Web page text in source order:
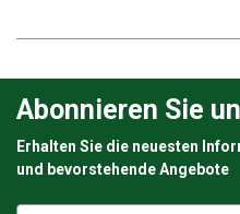
Abonnieren Sie
Erhalten Sie die neuesten
und bevorstehende Angebote